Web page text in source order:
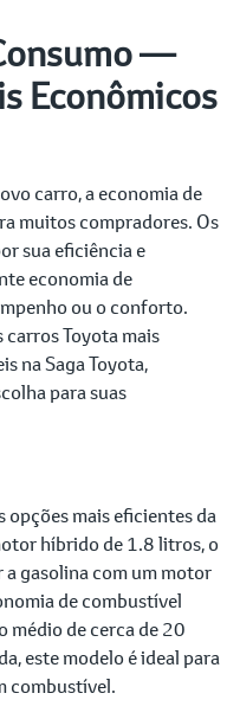
—
Econômicos
carro, a economia de
muitos compradores. Os
sua eficiência e
economia de
ou o conforto.
Toyota mais
na Saga Toyota,
para suas
opções mais eficientes da
híbrido de 1.8 litros, o
gasolina com um motor
de combustível
médio de cerca de 20
este modelo é ideal para
combustível.